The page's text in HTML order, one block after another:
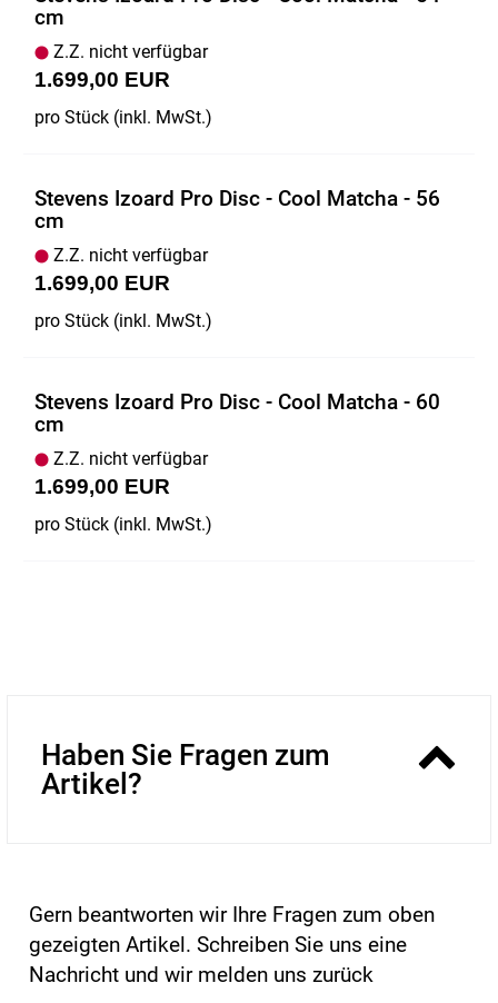
cm
Z.Z. nicht verfügbar
1.699,00 EUR
pro Stück (inkl. MwSt.)
Stevens Izoard Pro Disc - Cool Matcha - 56
cm
Z.Z. nicht verfügbar
1.699,00 EUR
pro Stück (inkl. MwSt.)
Stevens Izoard Pro Disc - Cool Matcha - 60
cm
Z.Z. nicht verfügbar
1.699,00 EUR
pro Stück (inkl. MwSt.)
Haben Sie Fragen zum
Artikel?
Gern beantworten wir Ihre Fragen zum oben
gezeigten Artikel. Schreiben Sie uns eine
Nachricht und wir melden uns zurück